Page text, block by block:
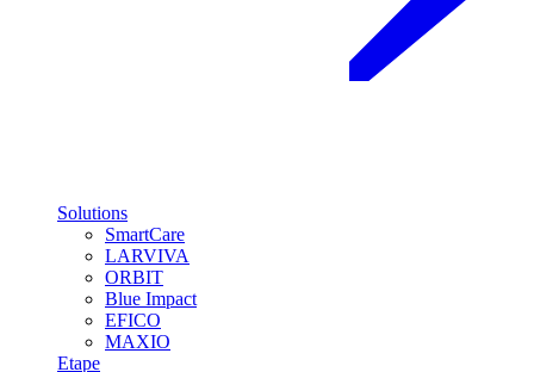
Solutions
SmartCare
LARVIVA
ORBIT
Blue Impact
EFICO
MAXIO
Etape